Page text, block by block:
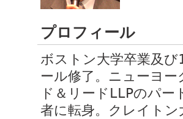
プロフィール
ボストン大学卒業及
ール修了。ニューヨ
ド＆リードLLPのパ
者に転身。クレイト